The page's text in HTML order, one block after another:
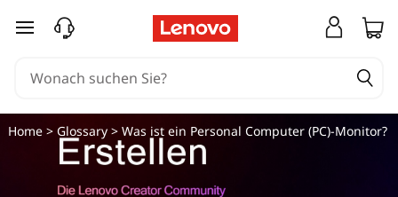
zum Hauptinhalt springen
Home> Glossary> Was ist ein Personal Computer (PC)-Monitor?